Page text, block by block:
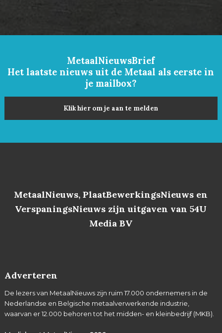
MetaalNieuwsBrief
Het laatste nieuws uit de Metaal als eerste in
je mailbox?
Klik hier om je aan te melden
MetaalNieuws, PlaatBewerkingsNieuws en
VerspaningsNieuws zijn uitgaven van 54U
Media BV
Adverteren
De lezers van MetaalNieuws zijn ruim 17.000 ondernemers in de
Nederlandse en Belgische metaalverwerkende industrie,
waarvan er 12.000 behoren tot het midden- en kleinbedrijf (MKB).